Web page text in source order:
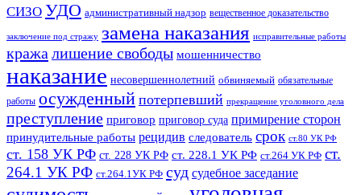
СИЗО УДО административный надзор вещественное доказательство
заключение под стражу замена наказания исправительные работы
кража лишение свободы мошенничество
наказание несовершеннолетний обвиняемый обязательные
работы осужденный потерпевший прекращение уголовного дела
преступление приговор приговор суда примирение сторон
принудительные работы рецидив следователь срок ст.80 УК РФ
ст. 158 УК РФ ст. 228 УК РФ ст. 228.1 УК РФ ст.264 УК РФ ст.
264.1 УК РФ ст.264.1УК РФ суд судебное заседание